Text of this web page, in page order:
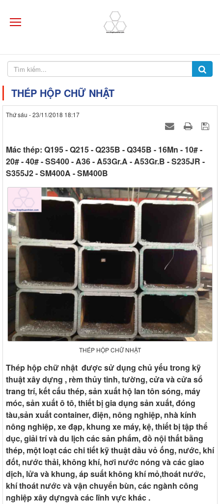
THÉP HỘP CHỮ NHẬT
Thứ sáu - 23/11/2018 18:17
Mác thép: Q195 - Q215 - Q235B - Q345B - 16Mn - 10# -
20# - 40# - SS400 - A36 - A53Gr.A - A53Gr.B - S235JR -
S355J2 - SM400A - SM400B
THÉP HỘP CHỮ NHẬT
Thép hộp chữ nhật được sử dụng chủ yếu trong kỹ
thuật xây dựng , rèm thủy tinh, tường, cửa và cửa sổ
trang trí, kết cấu thép, sản xuất hộ lan tôn sóng, máy
móc, sản xuất ô tô, thiết bị gia dụng sản xuất, đóng
tàu,sản xuất container, điện, nông nghiệp, nhà kính
nông nghiệp, xe đạp, khung xe máy, kệ, thiết bị tập thể
dục, giải trí và du lịch các sản phẩm, đồ nội thất bằng
thép, một loạt các chi tiết kỹ thuật dầu vỏ ống, nước, khí
đốt, nước thải, không khí, hơi nước nóng và các giao
dịch, lửa và khung, áp suất không khí mỏ,thoát nước,
khí thoát nước và vận chuyển bùn, các ngành công
nghiệp xây dựngvà các lĩnh vực khác .